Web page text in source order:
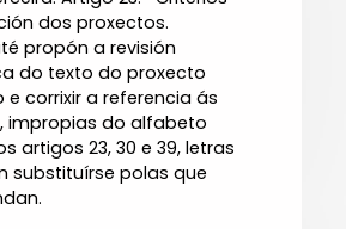
dos proxectos.
propón a revisión
do texto do proxecto
e corrixir a referencia ás
impropias do alfabeto
artigos 23, 30 e 39, letras
substituírse polas que